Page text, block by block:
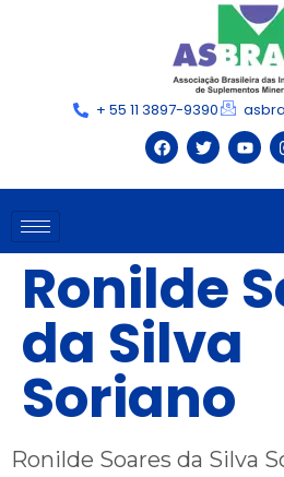
+ 55 11 3897-9390
Ronilde
da Silva
Soriano
Ronilde Soares da Silva